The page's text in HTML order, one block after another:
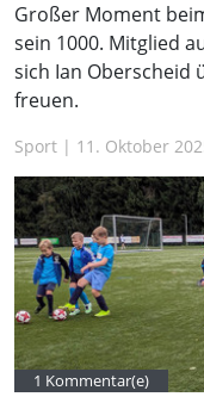
Großer Moment
sein 1000. Mitglied
sich Ian Oberscheid
freuen.
Sport | 11. Oktober
1 Kommentar(e)